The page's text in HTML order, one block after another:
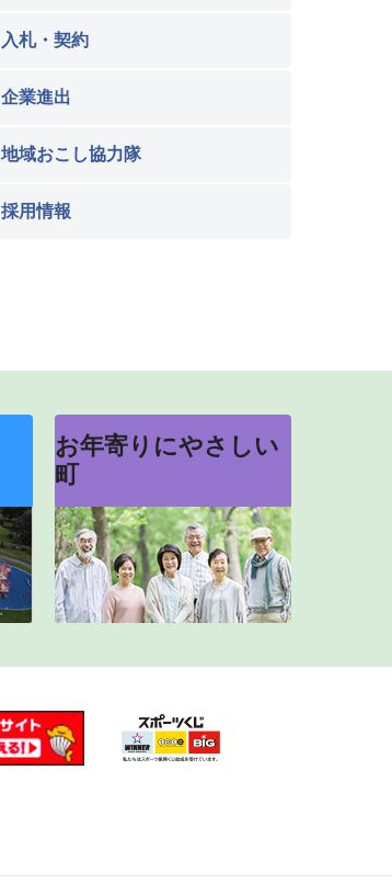
入札・契約
企業進出
地域おこし協力隊
採用情報
お年寄りにやさしい
町